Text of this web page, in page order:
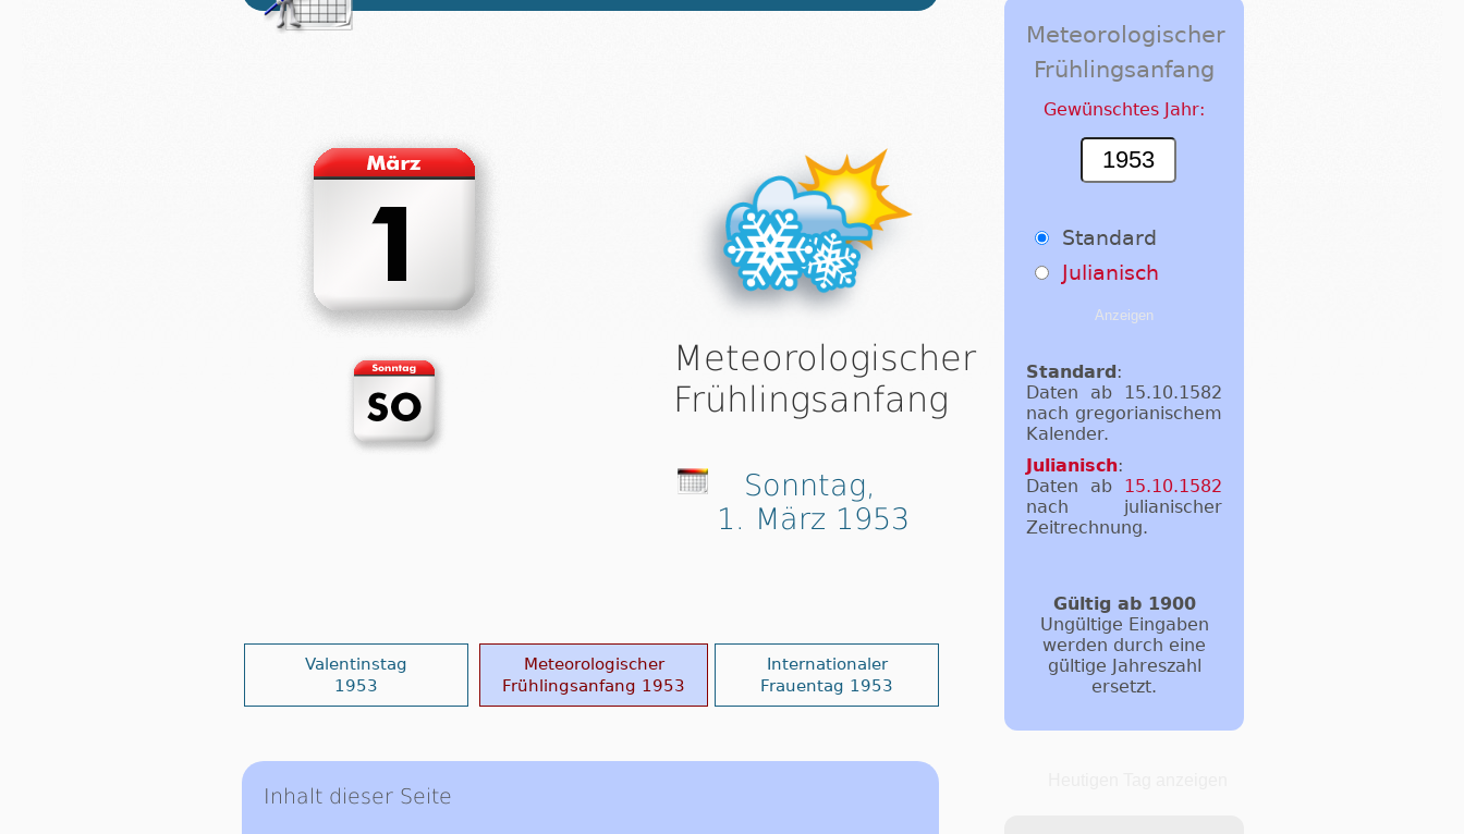
Meteorologischer
Frühlingsanfang
Sonntag,
1. März 1953
Valentinstag
1953
Meteorologischer
Frühlingsanfang 1953
Internationaler
Frauentag 1953
Inhalt dieser Seite
Meteorologischer
Frühlingsanfang
Gewünschtes Jahr:
Standard
Julianisch
Standard:
Daten ab 15.10.1582
nach gregorianischem
Kalender.
Julianisch:
Daten ab 15.10.1582
nach julianischer
Zeitrechnung.
Gültig ab 1900
Ungültige Eingaben
werden durch eine
gültige Jahreszahl
ersetzt.